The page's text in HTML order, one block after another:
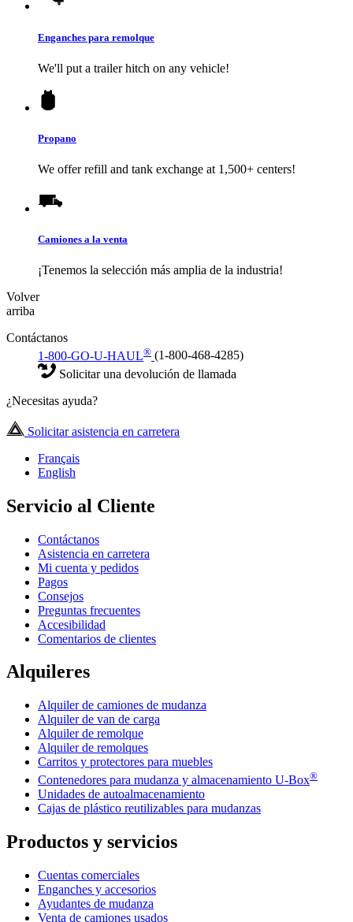
Enganches para remolque
We'll put a trailer hitch on any vehicle!
Propano
We offer refill and tank exchange at 1,500+ centers!
Camiones a la venta
¡Tenemos la selección más amplia de la industria!
Volver
arriba
Contáctanos
1-800-GO-U-HAUL® (1-800-468-4285)
Solicitar una devolución de llamada
¿Necesitas ayuda?
Solicitar asistencia en carretera
Français
English
Servicio al Cliente
Contáctanos
Asistencia en carretera
Mi cuenta y pedidos
Pagos
Consejos
Preguntas frecuentes
Accesibilidad
Comentarios de clientes
Alquileres
Alquiler de camiones de mudanza
Alquiler de van de carga
Alquiler de remolque
Alquiler de remolques
Carritos y protectores para muebles
Contenedores para mudanza y almacenamiento U-Box®
Unidades de autoalmacenamiento
Cajas de plástico reutilizables para mudanzas
Productos y servicios
Cuentas comerciales
Enganches y accesorios
Ayudantes de mudanza
Venta de camiones usados